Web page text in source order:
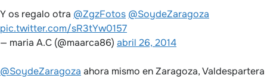
Y os regalo otra @ZgzFotos @SoydeZaragoza
pic.twitter.com/sR3tYw0157
— maria A.C (@maarca86) abril 26, 2014
@SoydeZaragoza ahora mismo en Zaragoza, Valdespartera